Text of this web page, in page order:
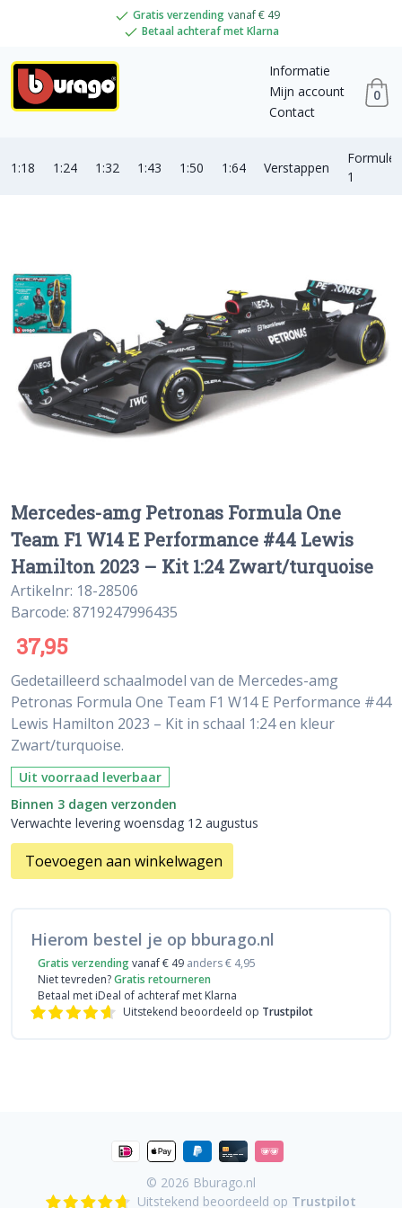
Gratis verzending vanaf € 49
Betaal achteraf met Klarna
Informatie
Mijn account
Contact
0
1:18 1:24 1:32 1:43 1:50 1:64 Verstappen
Formule
1
Mercedes-amg Petronas Formula One
Team F1 W14 E Performance #44 Lewis
Hamilton 2023 – Kit 1:24 Zwart/turquoise
Artikelnr: 18-28506
Barcode: 8719247996435
37,95
Gedetailleerd schaalmodel van de Mercedes-amg
Petronas Formula One Team F1 W14 E Performance #44
Lewis Hamilton 2023 – Kit in schaal 1:24 en kleur
Zwart/turquoise.
Uit voorraad leverbaar
Binnen 3 dagen verzonden
Verwachte levering woensdag 12 augustus
Toevoegen aan winkelwagen
Hierom bestel je op bburago.nl
Gratis verzendingvanaf € 49 anders € 4,95
Niet tevreden?Gratis retourneren
Betaal met iDeal of achteraf met Klarna
Uitstekend beoordeeld op Trustpilot
© 2026 Bburago.nl
Uitstekend beoordeeld op Trustpilot